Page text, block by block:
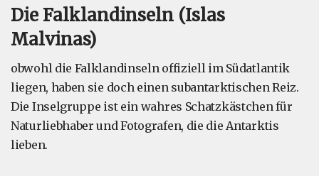
Die Falklandinseln (Islas
Malvinas)
obwohl die Falklandinseln offiziell im Südatlantik
liegen, haben sie doch einen subantarktischen Reiz.
Die Inselgruppe ist ein wahres Schatzkästchen für
Naturliebhaber und Fotografen, die die Antarktis
lieben.